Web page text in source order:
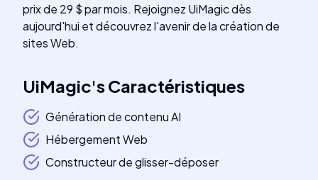
prix de 29 $ par mois. Rejoignez UiMagic dès
aujourd'hui et découvrez l'avenir de la création de
sites Web.
UiMagic'sCaractéristiques
Génération de contenu AI
Hébergement Web
Constructeur de glisser-déposer